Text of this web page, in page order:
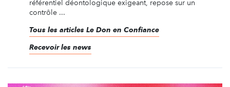
référentiel déontologique exigeant, repose sur un
contrôle ...
Tous les articles Le Don en Confiance
Recevoir les news